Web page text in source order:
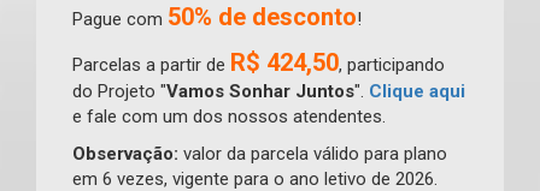
Pague com 50% de desconto!
Parcelas a partir de R$ 424,50, participando
do Projeto "Vamos Sonhar Juntos". Clique aqui
e fale com um dos nossos atendentes.
Observação: valor da parcela válido para plano
em 6 vezes, vigente para o ano letivo de 2026.